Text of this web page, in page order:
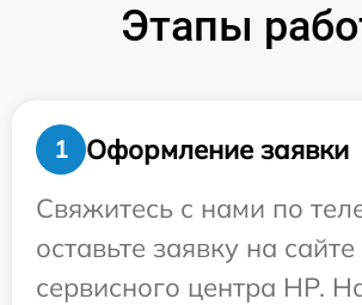
Этапы
1
Оформление заявки
Свяжитесь с нами по
оставьте заявку на сайте
сервисного центра HP.